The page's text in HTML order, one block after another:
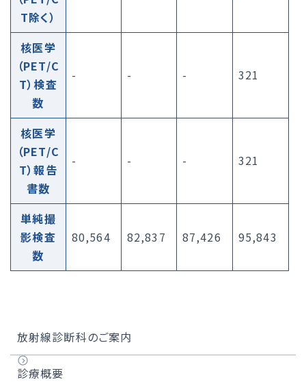
T除く）
核医学
（PET/C
T）検査
数
- - - 321
核医学
（PET/C
T）報告
書数
- - - 321
単純撮
影検査
数
80,564 82,837 87,426 95,843
放射線診断科のご案内
診療概要